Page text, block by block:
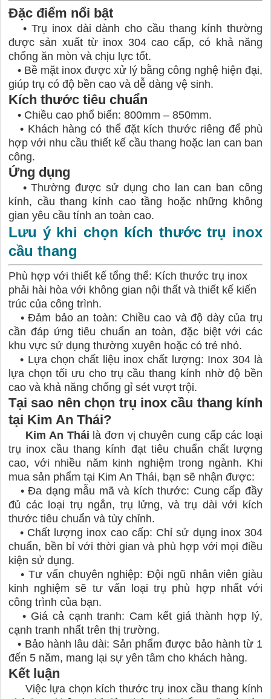
Đặc điểm nổi bật
• Trụ inox dài dành cho cầu thang kính thường
được sản xuất từ inox 304 cao cấp, có khả năng
chống ăn mòn và chịu lực tốt.
• Bề mặt inox được xử lý bằng công nghệ hiện đại,
giúp trụ có độ bền cao và dễ dàng vệ sinh.
Kích thước tiêu chuẩn
• Chiều cao phổ biến: 800mm – 850mm.
• Khách hàng có thể đặt kích thước riêng để phù
hợp với nhu cầu thiết kế cầu thang hoặc lan can ban
công.
Ứng dụng
•Thường được sử dụng cho lan can ban công
kính, cầu thang kính cao tầng hoặc những không
gian yêu cầu tính an toàn cao.
Lưu ý khi chọn kích thước trụ inox
cầu thang
Phù hợp với thiết kế tổng thể: Kích thước trụ inox
phải hài hòa với không gian nội thất và thiết kế kiến
trúc của công trình.
•Đảm bảo an toàn: Chiều cao và độ dày của trụ
cần đáp ứng tiêu chuẩn an toàn, đặc biệt với các
khu vực sử dụng thường xuyên hoặc có trẻ nhỏ.
• Lựa chọn chất liệu inox chất lượng: Inox 304 là
lựa chọn tối ưu cho trụ cầu thang kính nhờ độ bền
cao và khả năng chống gỉ sét vượt trội.
Tại sao nên chọn trụ inox cầu thang kính
tại Kim An Thái?
Kim An Thái là đơn vị chuyên cung cấp các loại
trụ inox cầu thang kính đạt tiêu chuẩn chất lượng
cao, với nhiều năm kinh nghiệm trong ngành. Khi
mua sản phẩm tại Kim An Thái, bạn sẽ nhận được:
•Đa dạng mẫu mã và kích thước: Cung cấp đầy
đủ các loại trụ ngắn, trụ lửng, và trụ dài với kích
thước tiêu chuẩn và tùy chỉnh.
• Chất lượng inox cao cấp: Chỉ sử dụng inox 304
chuẩn, bền bỉ với thời gian và phù hợp với mọi điều
kiện sử dụng.
• Tư vấn chuyên nghiệp: Đội ngũ nhân viên giàu
kinh nghiệm sẽ tư vấn loại trụ phù hợp nhất với
công trình của bạn.
• Giá cả cạnh tranh: Cam kết giá thành hợp lý,
cạnh tranh nhất trên thị trường.
• Bảo hành lâu dài: Sản phẩm được bảo hành từ 1
đến 5 năm, mang lại sự yên tâm cho khách hàng.
Kết luận
Việc lựa chọn kích thước trụ inox cầu thang kính